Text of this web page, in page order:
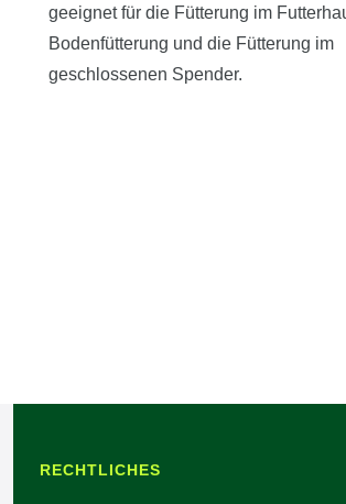
geeignet für die Fütterung im
Bodenfütterung und die Fütterung im
geschlossenen Spender.
RECHTLICHES